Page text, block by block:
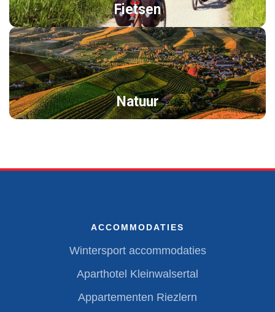
Fietsen
Natuur
ACCOMMODATIES
Wintersport accommodaties
Aparthotel Kleinwalsertal
Appartementen Riezlern